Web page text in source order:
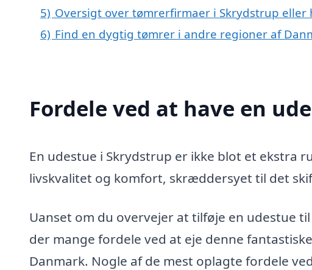
5) Oversigt over tømrerfirmaer i Skrydstrup eller
6) Find en dygtig tømrer i andre regioner af
Fordele ved at have en
En udestue i Skrydstrup er ikke blot et ekstra
livskvalitet og komfort, skræddersyet til det
Uanset om du overvejer at tilføje en udestue
der mange fordele ved at eje denne
Danmark. Nogle af de mest oplagte fordele